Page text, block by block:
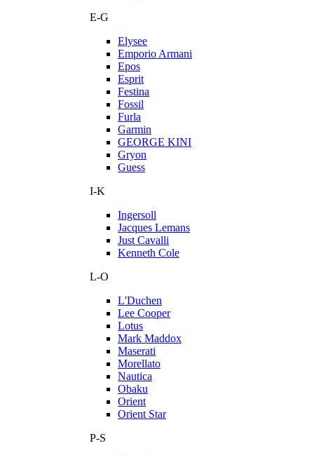
E-G
Elysee
Emporio Armani
Epos
Esprit
Festina
Fossil
Furla
Garmin
GEORGE KINI
Gryon
Guess
I-K
Ingersoll
Jacques Lemans
Just Cavalli
Kenneth Cole
L-O
L'Duchen
Lee Cooper
Lotus
Mark Maddox
Maserati
Morellato
Nautica
Obaku
Orient
Orient Star
P-S